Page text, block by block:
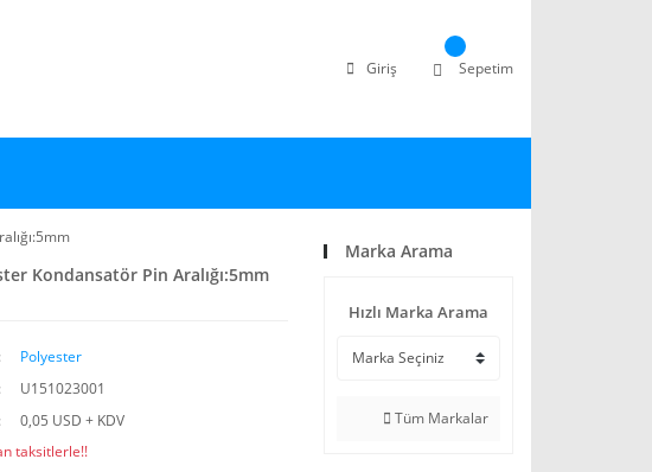
Giriş Sepetim
Kondansatör Pin Aralığı:5mm
Polyester
U151023001
0,05 USD + KDV
taksitlerle!!
Marka Arama
Hızlı Marka Arama
Tüm Markalar